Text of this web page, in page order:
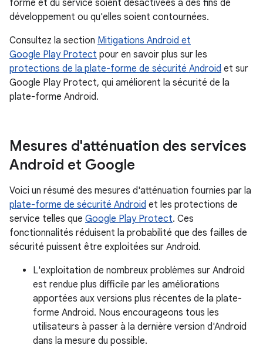
forme et du service soient désactivées à des fins de
développement ou qu'elles soient contournées.
Consultez la section Mitigations Android et
Google Play Protect pour en savoir plus sur les
protections de la plate-forme de sécurité Android et sur
Google Play Protect, qui améliorent la sécurité de la
plate-forme Android.
Mesures d'atténuation des services
Android et Google
Voici un résumé des mesures d'atténuation fournies par la
plate-forme de sécurité Android et les protections de
service telles que Google Play Protect. Ces
fonctionnalités réduisent la probabilité que des failles de
sécurité puissent être exploitées sur Android.
L'exploitation de nombreux problèmes sur Android
est rendue plus difficile par les améliorations
apportées aux versions plus récentes de la plate-
forme Android. Nous encourageons tous les
utilisateurs à passer à la dernière version d'Android
dans la mesure du possible.